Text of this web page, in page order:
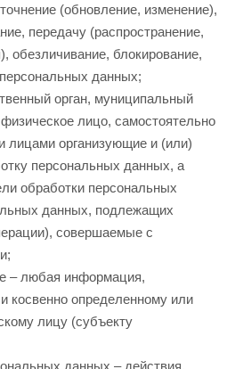
(обновление, изменение),
передачу (распространение,
обезличивание, блокирование,
данных;
орган, муниципальный
лицо, самостоятельно
лицами организующие и (или)
персональных данных, а
обработки персональных
данных, подлежащих
совершаемые с
– любая информация,
косвенно определенному или
лицу (субъекту
данных – действия,